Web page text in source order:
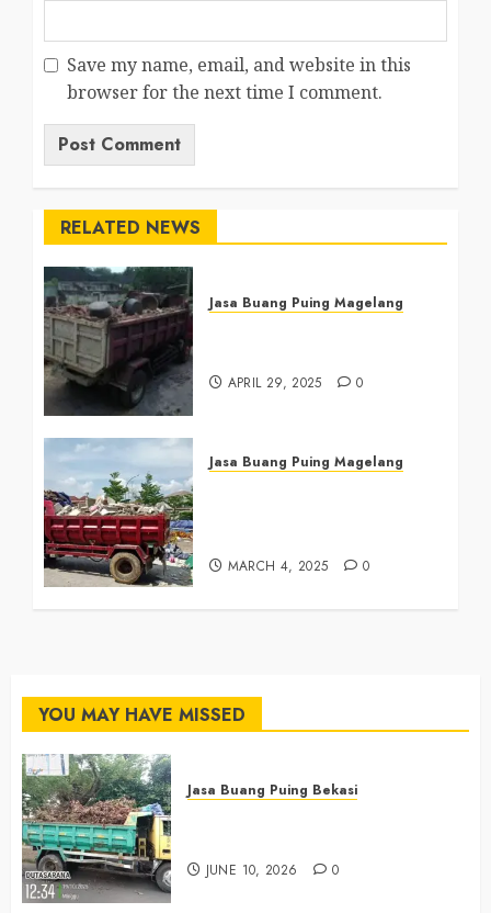
Save my name, email, and website in this
browser for the next time I comment.
RELATED NEWS
Jasa Buang Puing Magelang
APRIL 29, 2025 0
Jasa Buang Puing Magelang
MARCH 4, 2025 0
YOU MAY HAVE MISSED
Jasa Buang Puing Bekasi
JUNE 10, 2026 0